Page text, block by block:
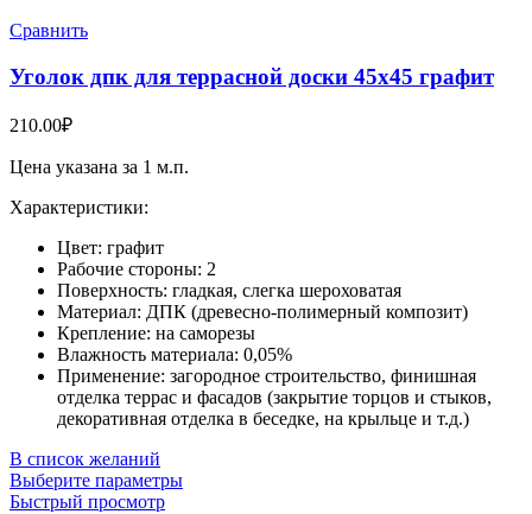
Сравнить
Уголок дпк для террасной доски 45х45 графит
210.00₽
Цена указана за 1 м.п.
Характеристики:
Цвет: графит
Рабочие стороны: 2
Поверхность: гладкая, слегка шероховатая
Материал: ДПК (древесно-полимерный композит)
Крепление: на саморезы
Влажность материала: 0,05%
Применение: загородное строительство, финишная
отделка террас и фасадов (закрытие торцов и стыков,
декоративная отделка в беседке, на крыльце и т.д.)
В список желаний
Выберите параметры
Быстрый просмотр